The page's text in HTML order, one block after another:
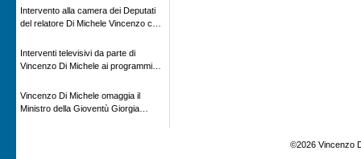
in onda su Espansione TV
Intervento alla camera dei Deputati
del relatore Di Michele Vincenzo con
impatto ambientale e problematiche
sui veicoli storici e trattori d’epoca
Interventi televisivi da parte di
Vincenzo Di Michele ai programmi
rivisitazione della storia
Vincenzo Di Michele omaggia il
Ministro della Gioventù Giorgia
©2026 Vincenzo